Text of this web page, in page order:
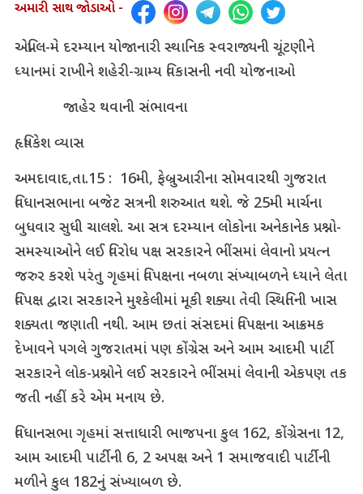
અમારી સાથ જોડાઓ -
એપ્રિલ-મે દરમ્યાન યોજાનારી સ્થાનિક સ્વરાજ્યની ચૂંટણીને
ધ્યાનમાં રાખીને શહેરી-ગ્રામ્ય વિકાસની નવી યોજનાઓ
જાહેર થવાની સંભાવના
હૃષિકેશ વ્યાસ
અમદાવાદ,તા.15 : 16મી, ફેબ્રુઆરીના સોમવારથી ગુજરાત
વિધાનસભાના બજેટ સત્રની શરુઆત થશે. જે 25મી માર્ચના
બુધવાર સુધી ચાલશે. આ સત્ર દરમ્યાન લોકોના અનેકાનેક પ્રશ્નો-
સમસ્યાઓને લઈ વિરોધ પક્ષ સરકારને ભીંસમાં લેવાનો પ્રયત્ન
જરુર કરશે પરંતુ ગૃહમાં વિપક્ષના નબળા સંખ્યાબળને ધ્યાને લેતા
વિપક્ષ દ્વારા સરકારને મુશ્કેલીમાં મૂકી શક્યા તેવી સ્થિતિની ખાસ
શક્યતા જણાતી નથી. આમ છતાં સંસદમાં વિપક્ષના આક્રમક
દેખાવને પગલે ગુજરાતમાં પણ કોંગ્રેસ અને આમ આદમી પાર્ટી
સરકારને લોક-પ્રશ્નોને લઈ સરકારને ભીંસમાં લેવાની એકપણ તક
જતી નહીં કરે એમ મનાય છે.
વિધાનસભા ગૃહમાં સત્તાધારી ભાજપના કુલ 162, કોંગ્રેસના 12,
આમ આદમી પાર્ટીની 6, 2 અપક્ષ અને 1 સમાજવાદી પાર્ટીની
મળીને કુલ 182નું સંખ્યાબળ છે.